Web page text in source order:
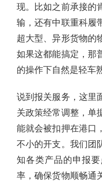
现。比如之前承接的
输，还有中联重科履
超大型、异形货物的
如果这都能搞定，那
的操作下自然是轻车
说到报关服务，这里
关政策经常调整，单
能就会被扣押在港口
不小的开支。我们团
知各类产品的申报
率，确保货物顺畅通